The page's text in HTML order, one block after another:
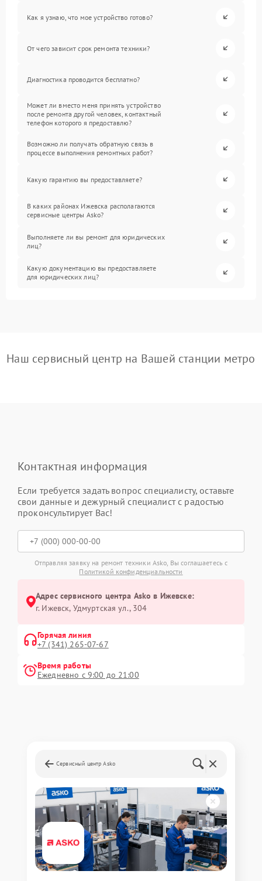
Как я узнаю, что мое устройство готово?
От чего зависит срок ремонта техники?
Диагностика проводится бесплатно?
Может ли вместо меня принять устройство
после ремонта другой человек, контактный
телефон которого я предоставлю?
Возможно ли получать обратную связь в
процессе выполнения ремонтных работ?
Какую гарантию вы предоставляете?
В каких районах Ижевска располагаются
сервисные центры Asko?
Выполняете ли вы ремонт для юридических
лиц?
Какую документацию вы предоставляете
для юридических лиц?
Наш сервисный центр на Вашей станции метро
Контактная информация
Если требуется задать вопрос специалисту, оставьте
свои данные и дежурный специалист с радостью
проконсультирует Вас!
Отправляя заявку на ремонт техники Asko, Вы соглашаетесь с
Политикой конфиденциальности
Адрес сервисного центра Asko в Ижевске:
г. Ижевск, Удмуртская ул., 304
Горячая линия
+7 (341) 265-07-67
Время работы
Ежедневно с 9:00 до 21:00
Сервисный центр Asko